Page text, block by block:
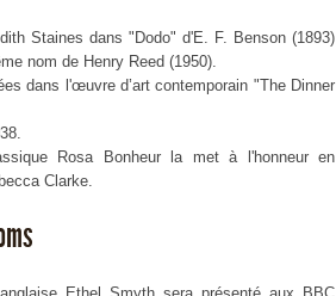
Staines dans "Dodo" d'E. F. Benson (1893)
nom de Henry Reed (1950).
dans l'œuvre d’art contemporain "The Dinner
Rosa Bonheur la met à l'honneur en
Clarke.